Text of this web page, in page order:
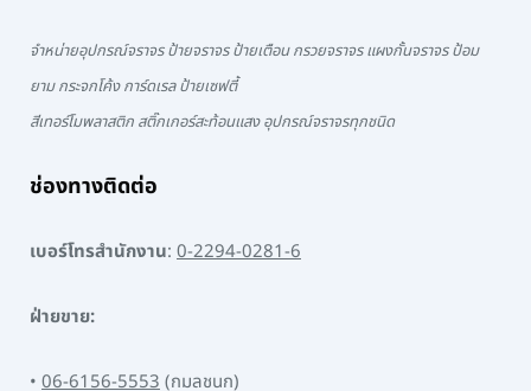
จำหน่ายอุปกรณ์จราจร ป้ายจราจร ป้ายเตือน กรวยจราจร แผงกั้นจราจร ป้อม
ยาม กระจกโค้ง การ์ดเรล ป้ายเซฟตี้
สีเทอร์โมพลาสติก สติ๊กเกอร์สะท้อนแสง อุปกรณ์จราจรทุกชนิด
ช่องทางติดต่อ
เบอร์โทรสำนักงาน: 0-2294-0281-6
ฝ่ายขาย:
• 06-6156-5553(กมลชนก)